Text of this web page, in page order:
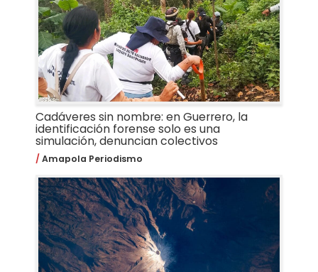
Cadáveres sin nombre: en Guerrero, la
identificación forense solo es una
simulación, denuncian colectivos
Amapola Periodismo